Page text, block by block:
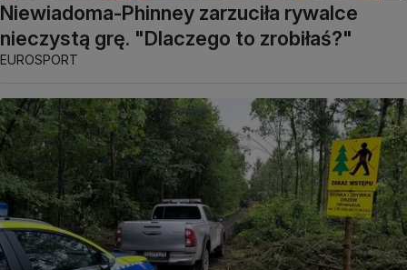
Niewiadoma-Phinney zarzuciła rywalce
nieczystą grę. "Dlaczego to zrobiłaś?"
EUROSPORT